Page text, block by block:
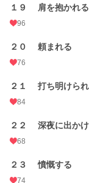
１９ 肩を抱かれる
96
２０ 頼まれる
76
２１ 打ち明けら
84
２２ 深夜に出か
68
２３ 憤慨する
74